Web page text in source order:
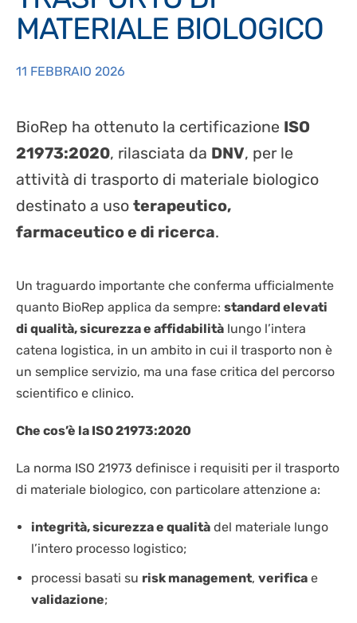
LAVORA CON NOI
BIOLOGIA CELLULARE
BIOLOGIA MOLECOLARE
CRIOCHIRURGIA
DISPOSITIVI DI PROTEZIONE INDIVIDUALE
IT
EN
MATERIALE BIOLOGICO
11 FEBBRAIO 2026
BioRep ha ottenuto la certificazione ISO
21973:2020, rilasciata da DNV, per le
attività di trasporto di materiale biologico
destinato a uso terapeutico,
farmaceutico e di ricerca.
Un traguardo importante che conferma ufficialmente
quanto BioRep applica da sempre: standard elevati
di qualità, sicurezza e affidabilità lungo l’intera
catena logistica, in un ambito in cui il trasporto non è
un semplice servizio, ma una fase critica del percorso
scientifico e clinico.
Che cos’è la ISO 21973:2020
La norma ISO 21973 definisce i requisiti per il trasporto
di materiale biologico, con particolare attenzione a:
integrità, sicurezza e qualità del materiale lungo
l’intero processo logistico;
processi basati su risk management,verifica e
validazione;